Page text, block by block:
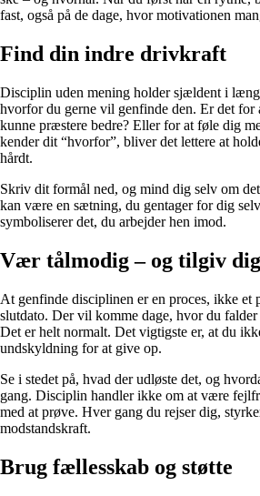
fast, også på de dage, hvor motivationen
Find din indre drivkraft
Disciplin uden mening holder sjældent i
hvorfor du gerne vil genfinde den. Er det for
kunne præstere bedre? Eller for at føle dig
kender dit “hvorfor”, bliver det lettere at
hårdt.
Skriv dit formål ned, og mind dig selv om
kan være en sætning, du gentager for dig
symboliserer det, du arbejder hen imod.
Vær tålmodig – og tilgiv
At genfinde disciplinen er en proces, ikke et
slutdato. Der vil komme dage, hvor du
Det er helt normalt. Det vigtigste er, at du
undskyldning for at give op.
Se i stedet på, hvad der udløste det, og
gang. Disciplin handler ikke om at være
med at prøve. Hver gang du rejser dig,
modstandskraft.
Brug fællesskab og støtte